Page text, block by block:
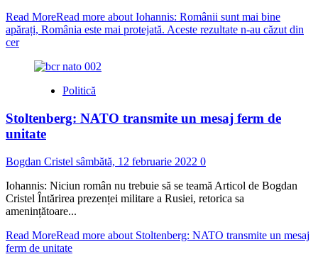
Read MoreRead more about Iohannis: Românii sunt mai bine
apărați, România este mai protejată. Aceste rezultate n-au căzut din
cer
Politică
Stoltenberg: NATO transmite un mesaj ferm de
unitate
Bogdan Cristel sâmbătă, 12 februarie 2022 0
Iohannis: Niciun român nu trebuie să se teamă Articol de Bogdan
Cristel Întărirea prezenței militare a Rusiei, retorica sa
amenințătoare...
Read MoreRead more about Stoltenberg: NATO transmite un mesaj
ferm de unitate